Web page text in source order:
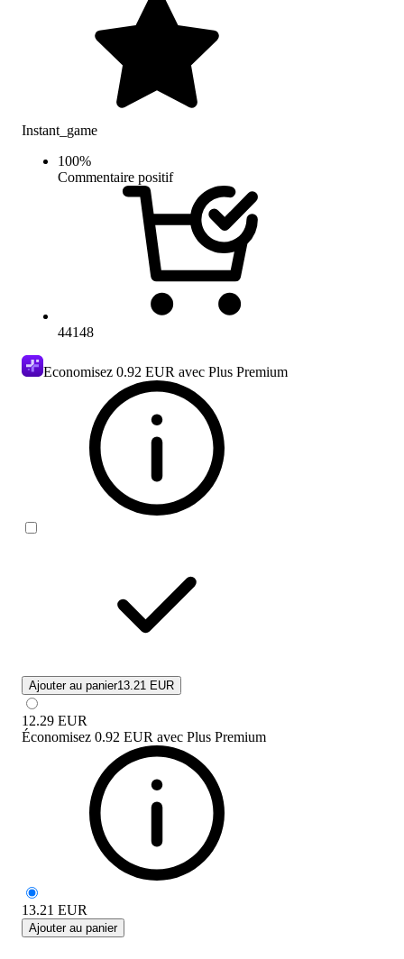
Instant_game
100%
Commentaire positif
44148
Economisez 0.92 EUR avec Plus Premium
Ajouter au panier13.21 EUR
12.29 EUR
Économisez 0.92 EUR avec Plus Premium
13.21 EUR
Ajouter au panier